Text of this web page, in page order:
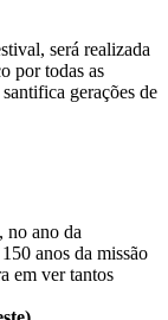
será realizada
por todas as
gerações de
no ano da
anos da missão
em ver tantos